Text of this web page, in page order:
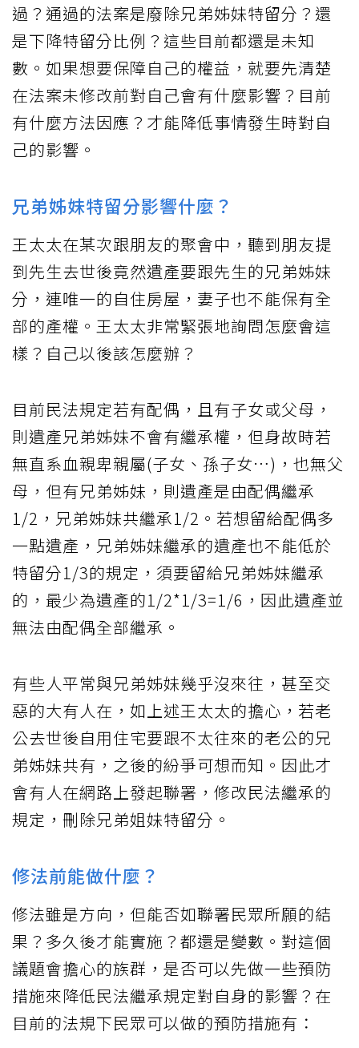
過？通過的法案是廢除兄弟姊妹特留分？還
是下降特留分比例？這些目前都還是未知
數。如果想要保障自己的權益，就要先清楚
在法案未修改前對自己會有什麼影響？目前
有什麼方法因應？才能降低事情發生時對自
己的影響。
兄弟姊妹特留分影響什麼？
王太太在某次跟朋友的聚會中，聽到朋友提
到先生去世後竟然遺產要跟先生的兄弟姊妹
分，連唯一的自住房屋，妻子也不能保有全
部的產權。王太太非常緊張地詢問怎麼會這
樣？自己以後該怎麼辦？
目前民法規定若有配偶，且有子女或父母，
則遺產兄弟姊妹不會有繼承權，但身故時若
無直系血親卑親屬(子女、孫子女…)，也無父
母，但有兄弟姊妹，則遺產是由配偶繼承
1/2，兄弟姊妹共繼承1/2。若想留給配偶多
一點遺產，兄弟姊妹繼承的遺產也不能低於
特留分1/3的規定，須要留給兄弟姊妹繼承
的，最少為遺產的1/2*1/3=1/6，因此遺產並
無法由配偶全部繼承。
有些人平常與兄弟姊妹幾乎沒來往，甚至交
惡的大有人在，如上述王太太的擔心，若老
公去世後自用住宅要跟不太往來的老公的兄
弟姊妹共有，之後的紛爭可想而知。因此才
會有人在網路上發起聯署，修改民法繼承的
規定，刪除兄弟姐妹特留分。
修法前能做什麼？
修法雖是方向，但能否如聯署民眾所願的結
果？多久後才能實施？都還是變數。對這個
議題會擔心的族群，是否可以先做一些預防
措施來降低民法繼承規定對自身的影響？在
目前的法規下民眾可以做的預防措施有：